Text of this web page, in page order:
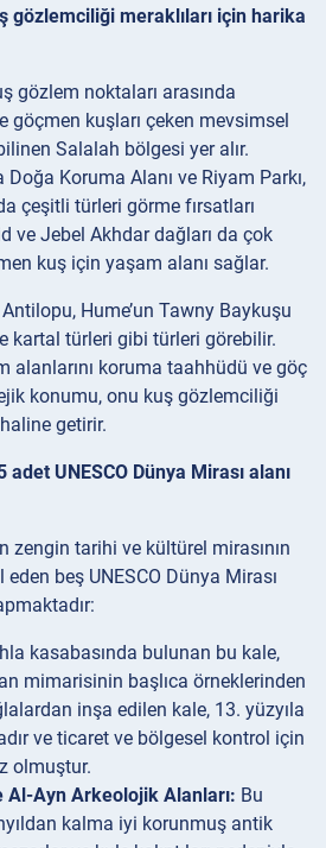
gözlemciliği meraklıları için harika
gözlem noktaları arasında
göçmen kuşları çeken mevsimsel
Salalah bölgesi yer alır.
Koruma Alanı ve Riyam Parkı,
çeşitli türleri görme fırsatları
ve Jebel Akhdar dağları da çok
kuş için yaşam alanı sağlar.
Hume’un Tawny Baykuşu
kartal türleri gibi türleri görebilir.
alanlarını koruma taahhüdü ve göç
konumu, onu kuş gözlemciliği
getirir.
adet UNESCO Dünya Mirası alanı
zengin tarihi ve kültürel mirasının
beş UNESCO Dünya Mirası
kasabasında bulunan bu kale,
mimarisinin başlıca örneklerinden
inşa edilen kale, 13. yüzyıla
ve ticaret ve bölgesel kontrol için
olmuştur.
Al-Ayn Arkeolojik Alanları: Bu
kalma iyi korunmuş antik